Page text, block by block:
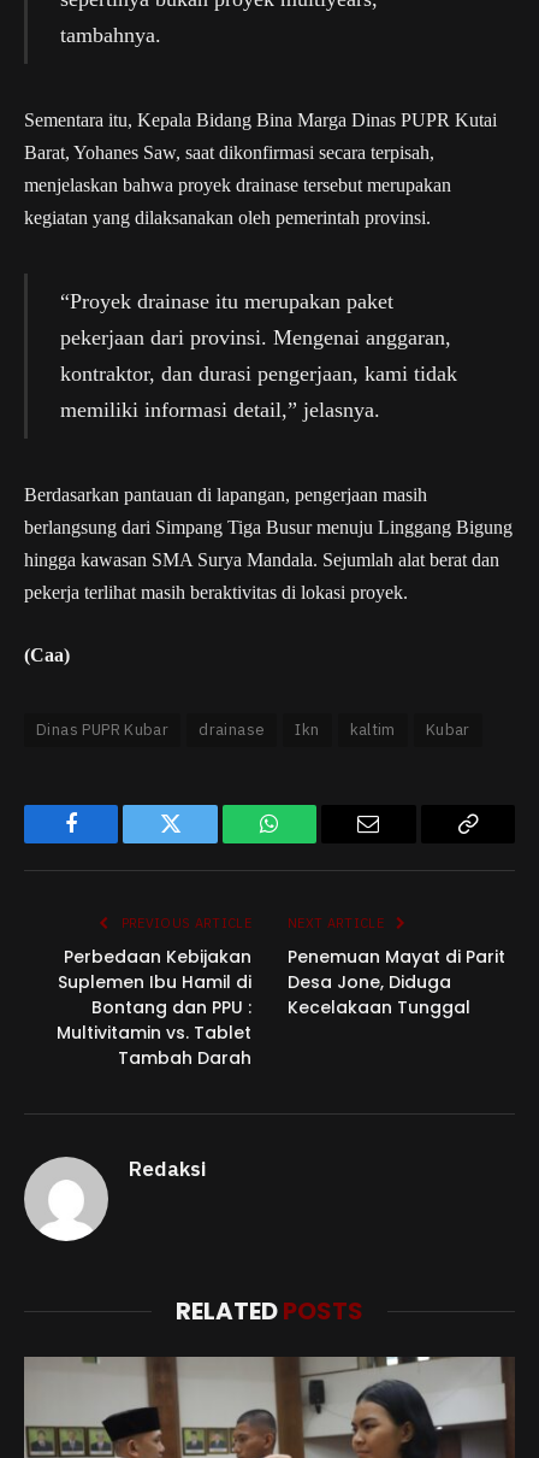
tambahnya.
Sementara itu, Kepala Bidang Bina Marga Dinas PUPR Kutai
Barat, Yohanes Saw, saat dikonfirmasi secara terpisah,
menjelaskan bahwa proyek drainase tersebut merupakan
kegiatan yang dilaksanakan oleh pemerintah provinsi.
“Proyek drainase itu merupakan paket
pekerjaan dari provinsi. Mengenai anggaran,
kontraktor, dan durasi pengerjaan, kami tidak
memiliki informasi detail,” jelasnya.
Berdasarkan pantauan di lapangan, pengerjaan masih
berlangsung dari Simpang Tiga Busur menuju Linggang Bigung
hingga kawasan SMA Surya Mandala. Sejumlah alat berat dan
pekerja terlihat masih beraktivitas di lokasi proyek.
(Caa)
Dinas PUPR Kubar drainase Ikn kaltim Kubar
Facebook Twitter WhatsApp Email
Copy
PREVIOUS ARTICLE
Perbedaan Kebijakan
Suplemen Ibu Hamil di
Bontang dan PPU :
Multivitamin vs. Tablet
Tambah Darah
NEXT ARTICLE
Penemuan Mayat di Parit
Desa Jone, Diduga
Kecelakaan Tunggal
Redaksi
RELATEDPOSTS